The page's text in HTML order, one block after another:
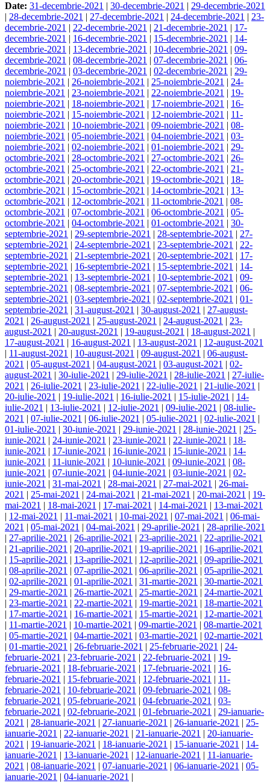
Date: 31-decembrie-2021 | 30-decembrie-2021 | 29-decembrie-2021
| 28-decembrie-2021 | 27-decembrie-2021 | 24-decembrie-2021 | 23-
decembrie-2021 | 22-decembrie-2021 | 21-decembrie-2021 | 17-
decembrie-2021 | 16-decembrie-2021 | 15-decembrie-2021 | 14-
decembrie-2021 | 13-decembrie-2021 | 10-decembrie-2021 | 09-
decembrie-2021 | 08-decembrie-2021 | 07-decembrie-2021 | 06-
decembrie-2021 | 03-decembrie-2021 | 02-decembrie-2021 | 29-
noiembrie-2021 | 26-noiembrie-2021 | 25-noiembrie-2021 | 24-
noiembrie-2021 | 23-noiembrie-2021 | 22-noiembrie-2021 | 19-
noiembrie-2021 | 18-noiembrie-2021 | 17-noiembrie-2021 | 16-
noiembrie-2021 | 15-noiembrie-2021 | 12-noiembrie-2021 | 11-
noiembrie-2021 | 10-noiembrie-2021 | 09-noiembrie-2021 | 08-
noiembrie-2021 | 05-noiembrie-2021 | 04-noiembrie-2021 | 03-
noiembrie-2021 | 02-noiembrie-2021 | 01-noiembrie-2021 | 29-
octombrie-2021 | 28-octombrie-2021 | 27-octombrie-2021 | 26-
octombrie-2021 | 25-octombrie-2021 | 22-octombrie-2021 | 21-
octombrie-2021 | 20-octombrie-2021 | 19-octombrie-2021 | 18-
octombrie-2021 | 15-octombrie-2021 | 14-octombrie-2021 | 13-
octombrie-2021 | 12-octombrie-2021 | 11-octombrie-2021 | 08-
octombrie-2021 | 07-octombrie-2021 | 06-octombrie-2021 | 05-
octombrie-2021 | 04-octombrie-2021 | 01-octombrie-2021 | 30-
septembrie-2021 | 29-septembrie-2021 | 28-septembrie-2021 | 27-
septembrie-2021 | 24-septembrie-2021 | 23-septembrie-2021 | 22-
septembrie-2021 | 21-septembrie-2021 | 20-septembrie-2021 | 17-
septembrie-2021 | 16-septembrie-2021 | 15-septembrie-2021 | 14-
septembrie-2021 | 13-septembrie-2021 | 10-septembrie-2021 | 09-
septembrie-2021 | 08-septembrie-2021 | 07-septembrie-2021 | 06-
septembrie-2021 | 03-septembrie-2021 | 02-septembrie-2021 | 01-
septembrie-2021 | 31-august-2021 | 30-august-2021 | 27-august-
2021 | 26-august-2021 | 25-august-2021 | 24-august-2021 | 23-
august-2021 | 20-august-2021 | 19-august-2021 | 18-august-2021 |
17-august-2021 | 16-august-2021 | 13-august-2021 | 12-august-2021
| 11-august-2021 | 10-august-2021 | 09-august-2021 | 06-august-
2021 | 05-august-2021 | 04-august-2021 | 03-august-2021 | 02-
august-2021 | 30-iulie-2021 | 29-iulie-2021 | 28-iulie-2021 | 27-iulie-
2021 | 26-iulie-2021 | 23-iulie-2021 | 22-iulie-2021 | 21-iulie-2021 |
20-iulie-2021 | 19-iulie-2021 | 16-iulie-2021 | 15-iulie-2021 | 14-
iulie-2021 | 13-iulie-2021 | 12-iulie-2021 | 09-iulie-2021 | 08-iulie-
2021 | 07-iulie-2021 | 06-iulie-2021 | 05-iulie-2021 | 02-iulie-2021 |
01-iulie-2021 | 30-iunie-2021 | 29-iunie-2021 | 28-iunie-2021 | 25-
iunie-2021 | 24-iunie-2021 | 23-iunie-2021 | 22-iunie-2021 | 18-
iunie-2021 | 17-iunie-2021 | 16-iunie-2021 | 15-iunie-2021 | 14-
iunie-2021 | 11-iunie-2021 | 10-iunie-2021 | 09-iunie-2021 | 08-
iunie-2021 | 07-iunie-2021 | 04-iunie-2021 | 03-iunie-2021 | 02-
iunie-2021 | 31-mai-2021 | 28-mai-2021 | 27-mai-2021 | 26-mai-
2021 | 25-mai-2021 | 24-mai-2021 | 21-mai-2021 | 20-mai-2021 | 19-
mai-2021 | 18-mai-2021 | 17-mai-2021 | 14-mai-2021 | 13-mai-2021
| 12-mai-2021 | 11-mai-2021 | 10-mai-2021 | 07-mai-2021 | 06-mai-
2021 | 05-mai-2021 | 04-mai-2021 | 29-aprilie-2021 | 28-aprilie-2021
| 27-aprilie-2021 | 26-aprilie-2021 | 23-aprilie-2021 | 22-aprilie-2021
| 21-aprilie-2021 | 20-aprilie-2021 | 19-aprilie-2021 | 16-aprilie-2021
| 15-aprilie-2021 | 13-aprilie-2021 | 12-aprilie-2021 | 09-aprilie-2021
| 08-aprilie-2021 | 07-aprilie-2021 | 06-aprilie-2021 | 05-aprilie-2021
| 02-aprilie-2021 | 01-aprilie-2021 | 31-martie-2021 | 30-martie-2021
| 29-martie-2021 | 26-martie-2021 | 25-martie-2021 | 24-martie-2021
| 23-martie-2021 | 22-martie-2021 | 19-martie-2021 | 18-martie-2021
| 17-martie-2021 | 16-martie-2021 | 15-martie-2021 | 12-martie-2021
| 11-martie-2021 | 10-martie-2021 | 09-martie-2021 | 08-martie-2021
| 05-martie-2021 | 04-martie-2021 | 03-martie-2021 | 02-martie-2021
| 01-martie-2021 | 26-februarie-2021 | 25-februarie-2021 | 24-
februarie-2021 | 23-februarie-2021 | 22-februarie-2021 | 19-
februarie-2021 | 18-februarie-2021 | 17-februarie-2021 | 16-
februarie-2021 | 15-februarie-2021 | 12-februarie-2021 | 11-
februarie-2021 | 10-februarie-2021 | 09-februarie-2021 | 08-
februarie-2021 | 05-februarie-2021 | 04-februarie-2021 | 03-
februarie-2021 | 02-februarie-2021 | 01-februarie-2021 | 29-ianuarie-
2021 | 28-ianuarie-2021 | 27-ianuarie-2021 | 26-ianuarie-2021 | 25-
ianuarie-2021 | 22-ianuarie-2021 | 21-ianuarie-2021 | 20-ianuarie-
2021 | 19-ianuarie-2021 | 18-ianuarie-2021 | 15-ianuarie-2021 | 14-
ianuarie-2021 | 13-ianuarie-2021 | 12-ianuarie-2021 | 11-ianuarie-
2021 | 08-ianuarie-2021 | 07-ianuarie-2021 | 06-ianuarie-2021 | 05-
ianuarie-2021 | 04-ianuarie-2021 |